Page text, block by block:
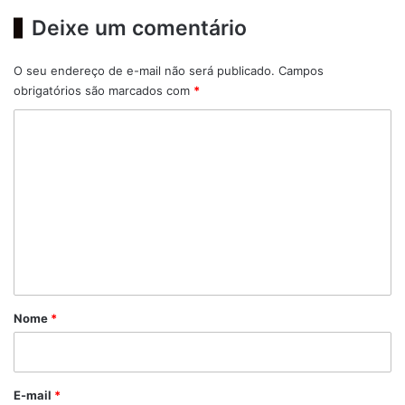
Deixe um comentário
O seu endereço de e-mail não será publicado. Campos
obrigatórios são marcados com *
r
*
Nome *
E-mail *